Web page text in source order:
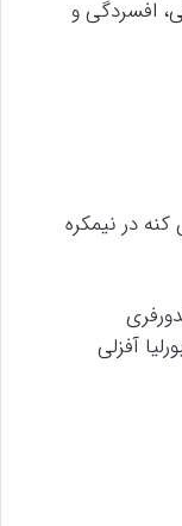
افسردگی و
در نیمکره
آفزلی